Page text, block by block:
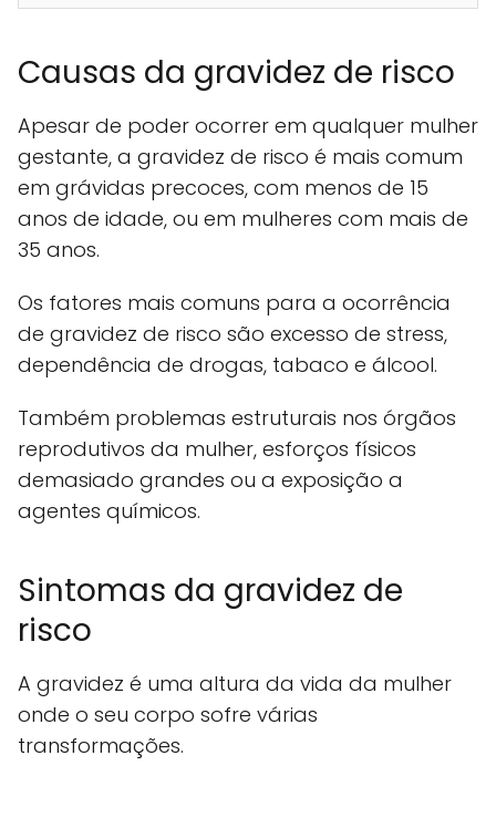
Causas da gravidez de risco
Apesar de poder ocorrer em qualquer mulher
gestante, a gravidez de risco é mais comum
em grávidas precoces, com menos de 15
anos de idade, ou em mulheres com mais de
35 anos.
Os fatores mais comuns para a ocorrência
de gravidez de risco são excesso de stress,
dependência de drogas, tabaco e álcool.
Também problemas estruturais nos órgãos
reprodutivos da mulher, esforços físicos
demasiado grandes ou a exposição a
agentes químicos.
Sintomas da gravidez de
risco
A gravidez é uma altura da vida da mulher
onde o seu corpo sofre várias
transformações.